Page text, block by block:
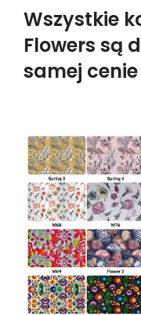
Wszystkie
Flowers są
samej cenie